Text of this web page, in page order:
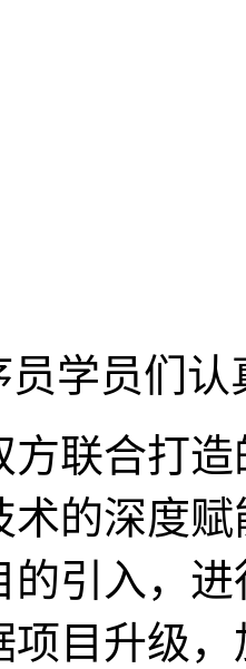
学员们
合打造
术的深度
的引入，
项目升级